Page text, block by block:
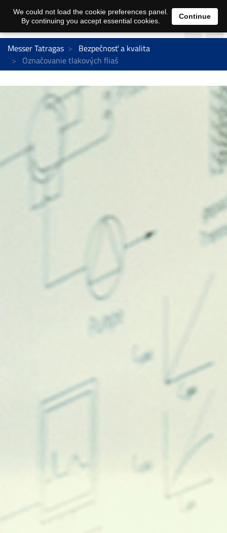
Messer Tatragas
Bezpečnosť a kvalita
Označovanie tlakových fliaš
We could not load the cookie preferences panel.
By continuing you accept essential cookies.
Continue